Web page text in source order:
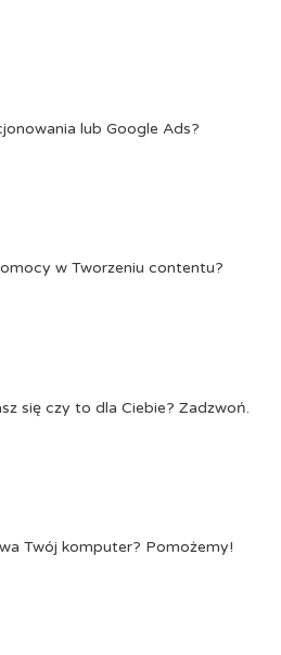
lub Google Ads?
w Tworzeniu contentu?
się czy to dla Ciebie? Zadzwoń.
Twój komputer? Pomożemy!